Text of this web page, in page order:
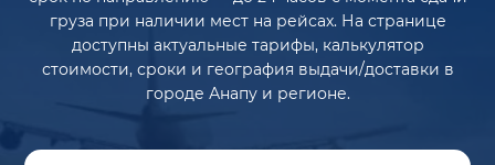
груза при наличии мест на рейсах. На странице
доступны актуальные тарифы, калькулятор
стоимости, сроки и география выдачи/доставки в
городе Анапу и регионе.